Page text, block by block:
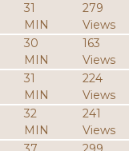
31
MIN
279
Views
30
MIN
163
Views
31
MIN
224
Views
32
MIN
241
Views